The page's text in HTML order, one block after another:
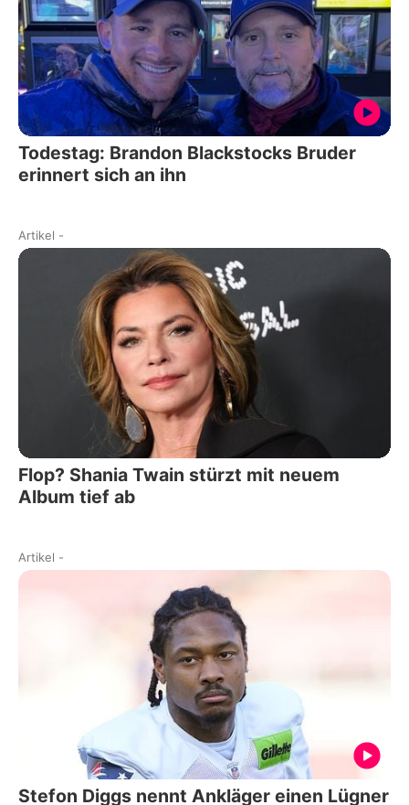
Todestag: Brandon Blackstocks Bruder
erinnert sich an ihn
Artikel -
Flop? Shania Twain stürzt mit neuem
Album tief ab
Artikel -
Stefon Diggs nennt Ankläger einen Lügner